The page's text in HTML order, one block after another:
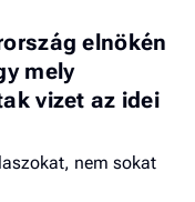
elnökén
mely
vizet az idei
nem sokat